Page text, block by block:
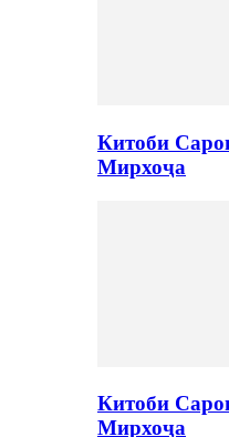
Китоби
Мирхоҷа
Китоби
Мирхоҷа